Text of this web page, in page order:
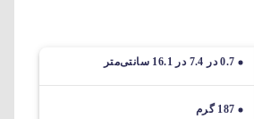
0.7 در 7.4 در 16.1 سانتی‌متر
187 گرم